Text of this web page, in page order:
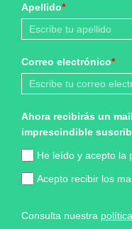
Apellido*
Correo electrónico*
Ahora recibirás un
imprescindible
He leído y acepto la
Acepto recibir los
Consulta nuestra